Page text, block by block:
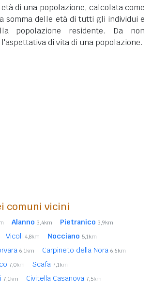
età di una popolazione, calcolata come
somma delle età di tutti gli individui e
popolazione residente. Da non
di vita di una popolazione.
comuni vicini
Alanno 3,4km Pietranico 3,9km
Vicoli 4,8km Nocciano 5,1km
6,1km Carpineto della Nora 6,6km
7,0km Scafa 7,1km
7,1km Civitella Casanova 7,5km